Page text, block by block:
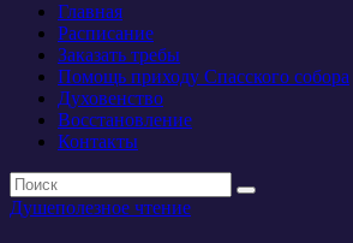
Главная
Расписание
Заказать требы
Помощь приходу Спасского собора
Духовенство
Восстановление
Контакты
Душеполезное чтение